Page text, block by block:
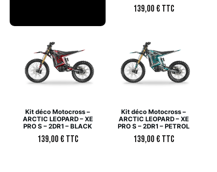
139,00€ TTC
Kit déco Motocross –
ARCTIC LEOPARD – XE
PRO S – 2DR1 – BLACK
139,00€ TTC
Kit déco Motocross –
ARCTIC LEOPARD – XE
PRO S – 2DR1 – PETROL
139,00€ TTC